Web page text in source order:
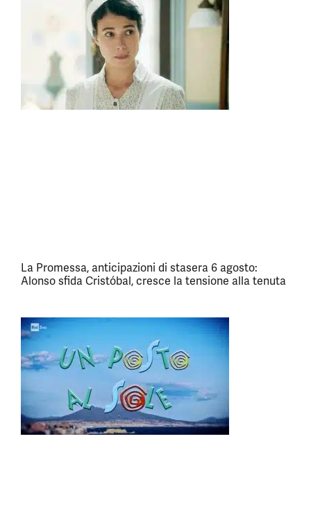
La Promessa, anticipazioni di stasera 6 agosto:
Alonso sfida Cristóbal, cresce la tensione alla tenuta